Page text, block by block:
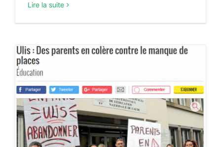
Lire la suite